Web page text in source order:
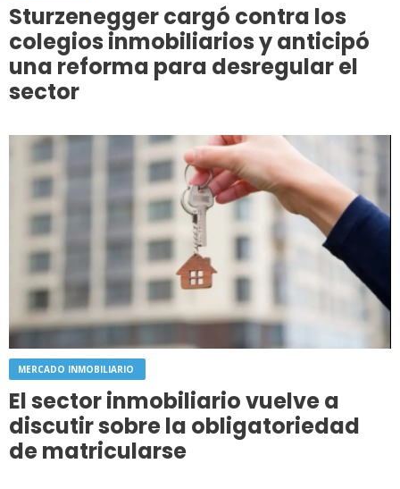
Sturzenegger cargó contra los
colegios inmobiliarios y anticipó
una reforma para desregular el
sector
MERCADO INMOBILIARIO
El sector inmobiliario vuelve a
discutir sobre la obligatoriedad
de matricularse